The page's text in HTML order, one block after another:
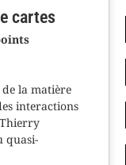
cartes
la matière
interactions
quasi-